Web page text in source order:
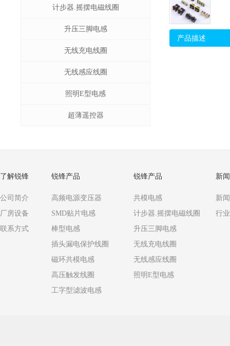
计步器.摇摆电磁线圈
升压三脚电感
无线充电线圈
无线感应线圈
照明E型电感
超薄遥控器
产品描述
了解锐锋
公司简介
厂房设备
联系方式
锐锋产品
高频电源变压器
SMD贴片电感
棒型电感
插头漏电保护线圈
磁环共模电感
高压触发线圈
工字型滤波电感
锐锋产品
共模电感
计步器.摇摆电磁线圈
升压三脚电感
无线充电线圈
无线感应线圈
照明E型电感
新
新
行